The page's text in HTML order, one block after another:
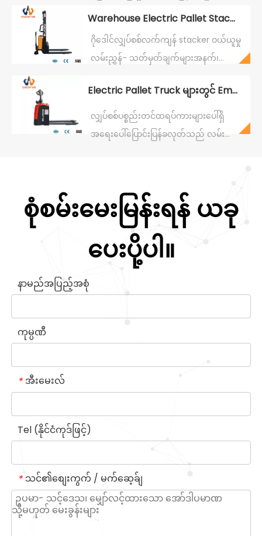
100%-200% ကုန်ထုတ်စွမ်းအားရရှိမှု၊ 3 နှစ်
စေသည်။ CBDE တွင် ပါ၀င်သော အားသွင်း
ကိရိယာနှင့် လစ်သီယမ် အဆင့်မြှင့်တင်မှု
ပါရှိသည်။ Lift လုပ်ခြင်း။
Warehouse Electric Pallet Stacker Procurement Guide
ဂိုဒေါင်လျှပ်စစ်လက်ကျန် stacker ဝယ်ယူမှု
လမ်းညွှန်- သတ်မှတ်ချက်များအနက်၊
နှိုင်းယှဉ်မှု၊ ပေးသွင်းသူ အကဲဖြတ်ခြင်း
စာရင်း။ Diding Lift CDDA
Electric Pallet Truck များတွင် Emergency Reverse Button ဆိုသည်မှာ အဘယ်နည်း။
လျှပ်စစ်ပစ္စည်းတင်ထရပ်ကားများပေါ်ရှိ
အရေးပေါ်ပြောင်းပြန်ခလုတ်သည် လမ်း
သည့်ဘေးကင်းရေးကိရိယာတစ်ခုဖြစ်သည်။
EN 1175 နှင့်ကိုက်ညီသည်။ CBDE သည် ၎င်း
ကို စံအဖြစ် ပါဝင်သည်။ Lift လုပ်ခြင်း။
စုံစမ်းမေးမြန်းရန် ယခု
ပေးပို့ပါ။
နာမည်အပြည့်အစုံ
ကုမ္ပဏီ
* အီးမေးလ်
Tel (နိုင်ငံကုဒ်ဖြင့်)
* သင်၏စျေးကွက် / မက်ဆေ့ခ်ျ